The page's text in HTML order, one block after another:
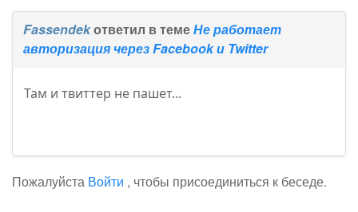
Fassendekответил в темеНе работает
авторизация через Facebook и Twitter
Там и твиттер не пашет...
Пожалуйста Войти , чтобы присоединиться к беседе.